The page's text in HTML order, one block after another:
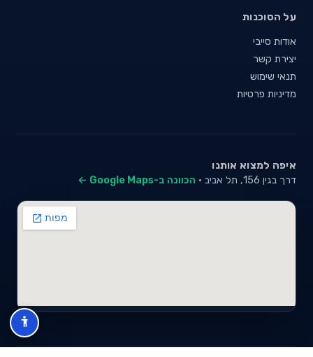
על הסוכנות
אודות סייבי
יצירת קשר
תנאי שימוש
מדיניות פרטיות
איפה למצוא אותנו
דרך בגין 156, תל אביב · הכוונה ב-Google Maps ←